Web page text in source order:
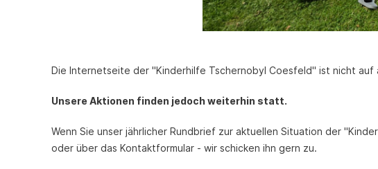
Die Internetseite der "Kinderhilfe Tschernobyl Coesfeld" ist nicht
Unsere Aktionen finden jedoch weiterhin statt.
Wenn Sie unser jährlicher Rundbrief zur aktuellen Situation der
oder über das Kontaktformular - wir schicken ihn gern zu.